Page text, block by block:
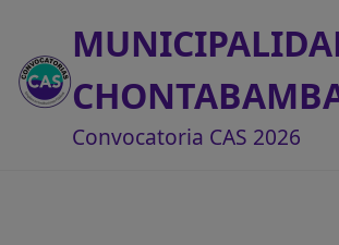
Convocatoria CAS 2026